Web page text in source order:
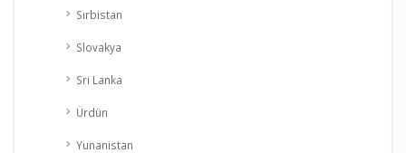
Sırbistan
Slovakya
Sri Lanka
Ürdün
Yunanistan